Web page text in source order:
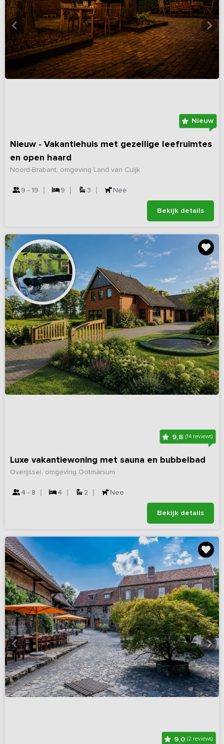
Nieuw
Nieuw - Vakantiehuis met gezellige leefruimtes
en open haard
Noord-Brabant, omgeving Land van Cuijk
9 - 19 9 3 Nee
Bekijk details
9,8(14 reviews)
Luxe vakantiewoning met sauna en bubbelbad
Overijssel, omgeving Ootmarsum
4 - 8 4 2 Nee
Bekijk details
9,0(2 reviews)